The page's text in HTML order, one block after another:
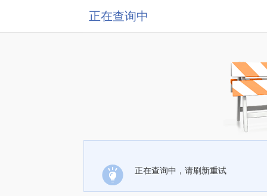
正在查询中
正在查询中，请刷新重试